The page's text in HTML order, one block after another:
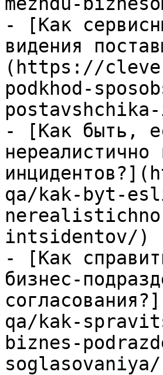
- [Как
видения
(https://
podkhod-
- [Как быть,
qa/kak-byt-
intsidentov/)
- [Как
бизнес-
qa/kak-
biznes-